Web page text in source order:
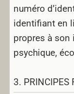
numéro
identifiant en
propres à son
psychique,
3. PRINCIPES